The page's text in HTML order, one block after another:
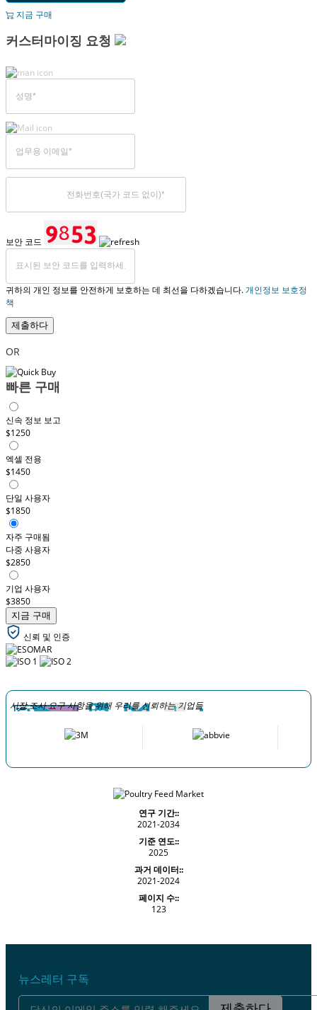
지금 구매
커스터마이징 요청
보안 코드
귀하의 개인 정보를 안전하게 보호하는 데 최선을 다하겠습니다.개인정보 보호정
책
제출하다
OR
빠른 구매
신속 정보 보고
$1250
엑셀 전용
$1450
단일 사용자
$1850
자주 구매됨
다중 사용자
$2850
기업 사용자
$3850
지금 구매
신뢰 및 인증
시장 조사 요구 사항을 위해 우리를 신뢰하는 기업들
연구 기간::
2021-2034
기준 연도::
2025
과거 데이터::
2021-2024
페이지 수::
123
뉴스레터 구독